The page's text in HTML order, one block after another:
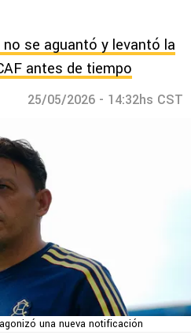
se aguantó y levantó la
antes de tiempo
25/05/2026 - 14:32hs CST
una nueva notificación